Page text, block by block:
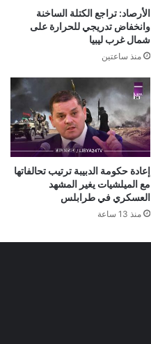
الأرصاد: تراجع الكتلة الساخنة
وانخفاض تدريجي للحرارة على
شمال غرب ليبيا
منذ ساعتين
إعادة حكومة الدبيبة ترتيب تحالفاتها
مع الميلشيات يغير المشهد
العسكري في طرابلس
منذ 13 ساعة